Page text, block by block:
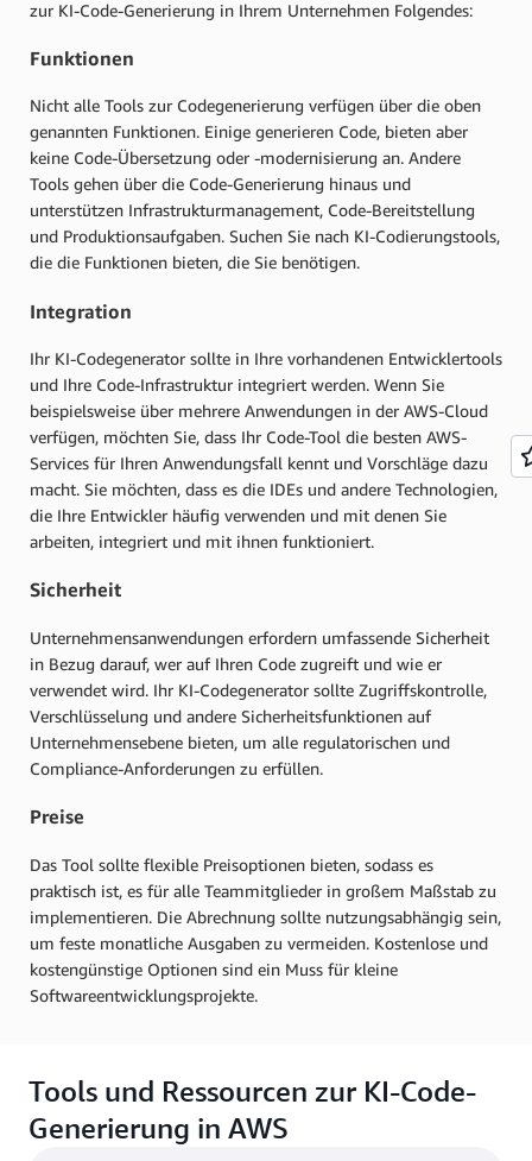
zur KI-Code-Generierung in Ihrem Unternehmen Folgendes:
Funktionen
Nicht alle Tools zur Codegenerierung verfügen über die oben
genannten Funktionen. Einige generieren Code, bieten aber
keine Code-Übersetzung oder -modernisierung an. Andere
Tools gehen über die Code-Generierung hinaus und
unterstützen Infrastrukturmanagement, Code-Bereitstellung
und Produktionsaufgaben. Suchen Sie nach KI-Codierungstools,
die die Funktionen bieten, die Sie benötigen.
Integration
Ihr KI-Codegenerator sollte in Ihre vorhandenen Entwicklertools
und Ihre Code-Infrastruktur integriert werden. Wenn Sie
beispielsweise über mehrere Anwendungen in der AWS-Cloud
verfügen, möchten Sie, dass Ihr Code-Tool die besten AWS-
Services für Ihren Anwendungsfall kennt und Vorschläge dazu
macht. Sie möchten, dass es die IDEs und andere Technologien,
die Ihre Entwickler häufig verwenden und mit denen Sie
arbeiten, integriert und mit ihnen funktioniert.
Sicherheit
Unternehmensanwendungen erfordern umfassende Sicherheit
in Bezug darauf, wer auf Ihren Code zugreift und wie er
verwendet wird. Ihr KI-Codegenerator sollte Zugriffskontrolle,
Verschlüsselung und andere Sicherheitsfunktionen auf
Unternehmensebene bieten, um alle regulatorischen und
Compliance-Anforderungen zu erfüllen.
Preise
Das Tool sollte flexible Preisoptionen bieten, sodass es
praktisch ist, es für alle Teammitglieder in großem Maßstab zu
implementieren. Die Abrechnung sollte nutzungsabhängig sein,
um feste monatliche Ausgaben zu vermeiden. Kostenlose und
kostengünstige Optionen sind ein Muss für kleine
Softwareentwicklungsprojekte.
Tools und Ressourcen zur KI-Code-
Generierung in AWS